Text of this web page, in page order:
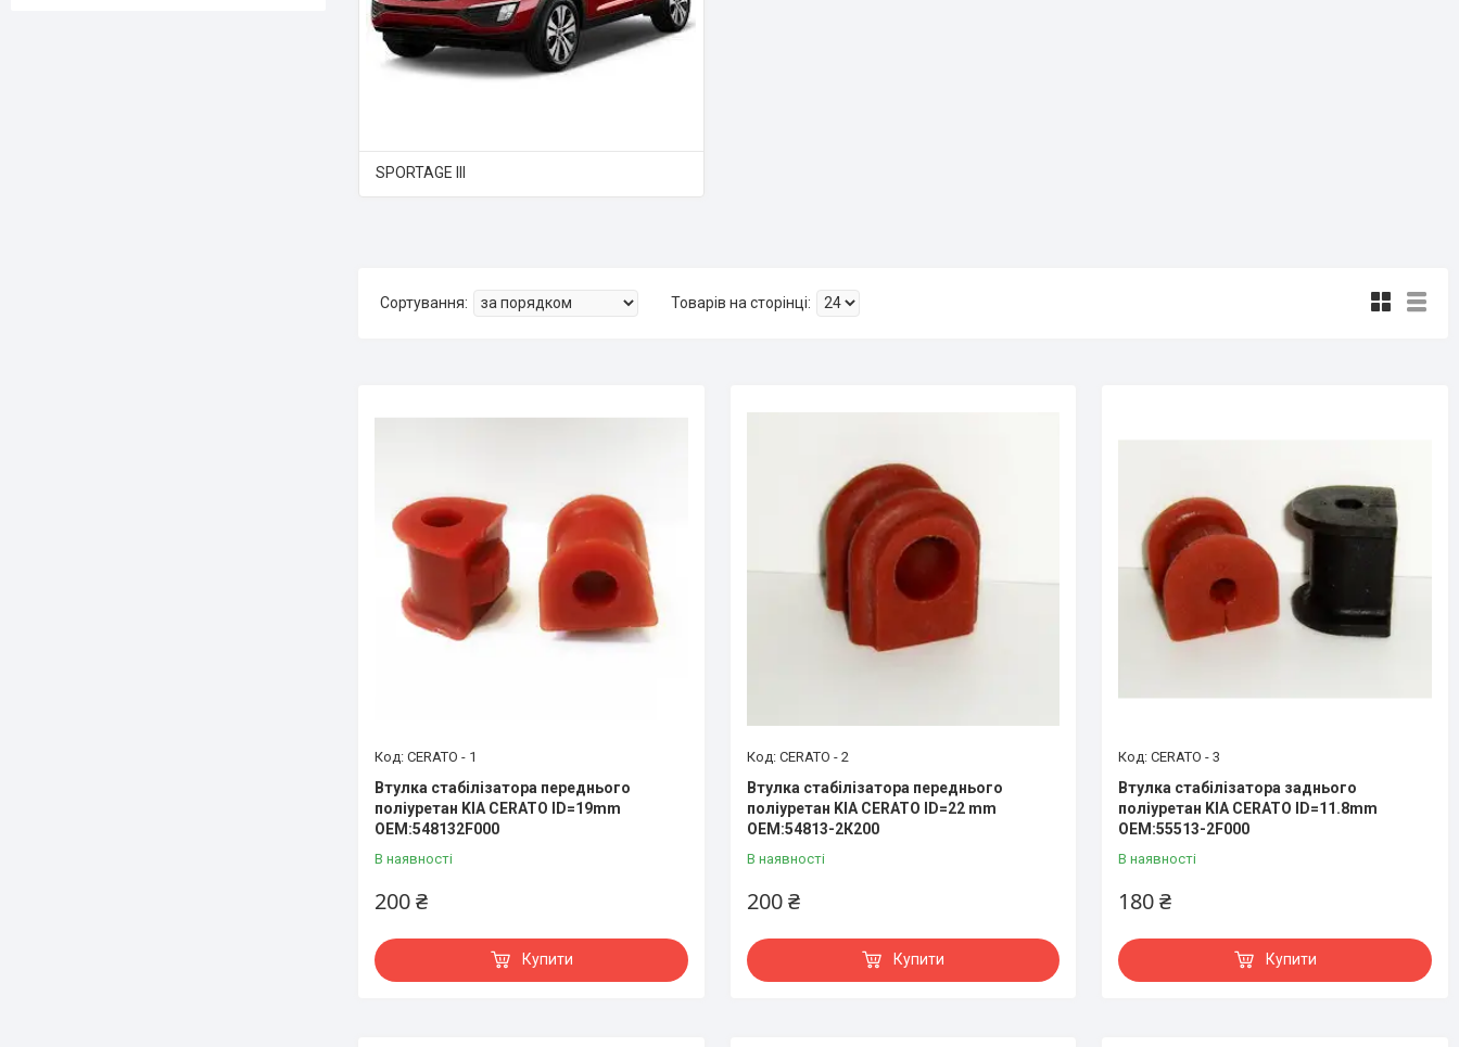
SPORTAGE III
CERATO - 1
Втулка стабілізатора переднього
поліуретан KIA CERATO ID=19mm
OEM:548132F000
В наявності
200 ₴
Купити
CERATO - 2
Втулка стабілізатора переднього
поліуретан KIA CERATO ID=22 mm
OEM:54813-2К200
В наявності
200 ₴
Купити
CERATO - 3
Втулка стабілізатора заднього
поліуретан KIA CERATO ID=11.8mm
OEM:55513-2F000
В наявності
180 ₴
Купити